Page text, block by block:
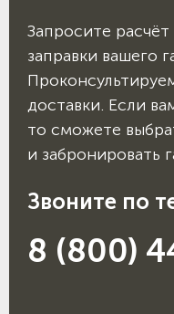
Запросите
заправки вашего
доставки. Если
то сможете
и забронировать
Звоните по
8 (800)